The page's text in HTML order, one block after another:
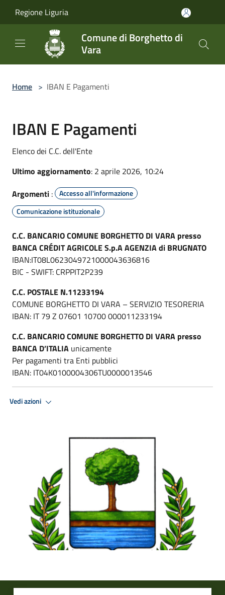
Regione Liguria
Comune di Borghetto di
Vara
Home > IBAN E Pagamenti
IBAN E Pagamenti
Elenco dei C.C. dell'Ente
Ultimo aggiornamento: 2 aprile 2026, 10:24
Argomenti :
Accesso all'informazione
Comunicazione istituzionale
C.C. BANCARIO COMUNE BORGHETTO DI VARA presso
BANCA CRÉDIT AGRICOLE S.p.A AGENZIA di BRUGNATO
IBAN:IT08L0623049721000043636816
BIC - SWIFT: CRPPIT2P239
C.C. POSTALE N.11233194
COMUNE BORGHETTO DI VARA – SERVIZIO TESORERIA
IBAN: IT 79 Z 07601 10700 000011233194
C.C. BANCARIO COMUNE BORGHETTO DI VARA presso
BANCA D’ITALIA unicamente
Per pagamenti tra Enti pubblici
IBAN: IT04K0100004306TU0000013546
Vedi azioni